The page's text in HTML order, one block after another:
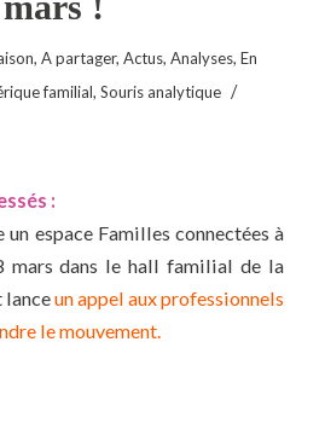
,A partager,Actus,Analyses,En
familial, Souris analytique /
:
un espace Familles connectées à
mars dans le hall familial de la
lanceun appel aux professionnels
le mouvement.